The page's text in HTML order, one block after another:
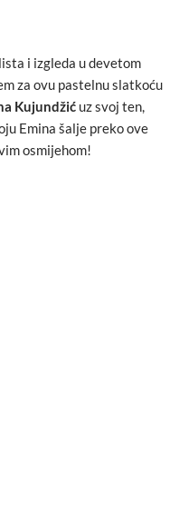
i izgleda u devetom
za ovu pastelnu slatkoću
Kujundžić uz svoj ten,
Emina šalje preko ove
osmijehom!